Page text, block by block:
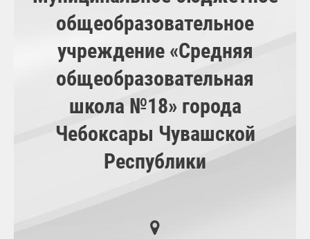
общеобразовательное
учреждение «Средняя
общеобразовательная
школа №18» города
Чебоксары Чувашской
Республики